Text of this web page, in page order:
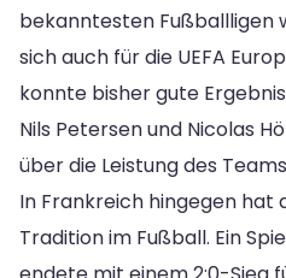
bekanntesten Fußballligen
sich auch für die UEFA
konnte bisher gute
Nils Petersen und Nicolas
über die Leistung des
In Frankreich hingegen hat
Tradition im Fußball. Ein